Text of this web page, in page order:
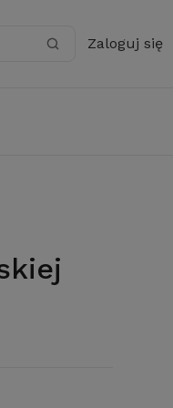
Zaloguj się